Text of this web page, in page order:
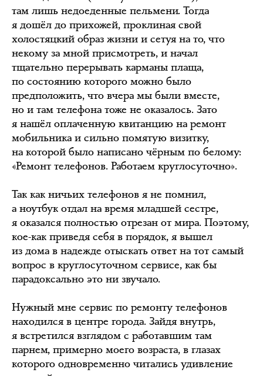
там лишь недоеденные пельмени. Тогда
я дошёл до прихожей, проклиная свой
холостяцкий образ жизни и сетуя на то, что
некому за мной присмотреть, и начал
тщательно перерывать карманы плаща,
по состоянию которого можно было
предположить, что вчера мы были вместе,
но и там телефона тоже не оказалось. Зато
я нашёл оплаченную квитанцию на ремонт
мобильника и сильно помятую визитку,
на которой было написано чёрным по белому:
«Ремонт телефонов. Работаем круглосуточно».
Так как ничьих телефонов я не помнил,
а ноутбук отдал на время младшей сестре,
я оказался полностью отрезан от мира. Поэтому,
кое-как приведя себя в порядок, я вышел
из дома в надежде отыскать ответ на тот самый
вопрос в круглосуточном сервисе, как бы
парадоксально это ни звучало.
Нужный мне сервис по ремонту телефонов
находился в центре города. Зайдя внутрь,
я встретился взглядом с работавшим там
парнем, примерно моего возраста, в глазах
которого одновременно читались удивление